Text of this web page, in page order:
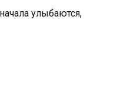
улыбаются,